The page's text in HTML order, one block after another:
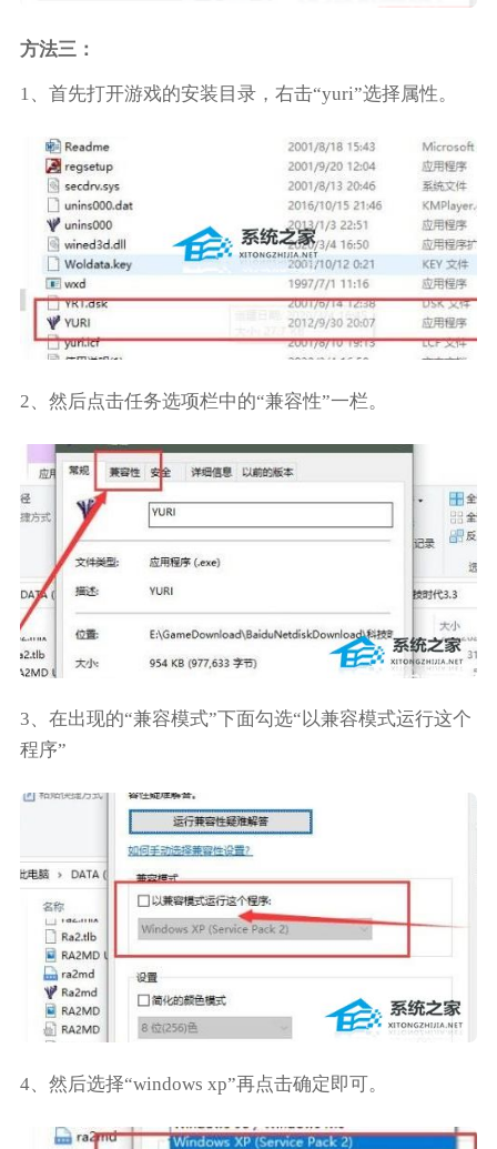
方法三：
1、首先打开游戏的安装目录，右击“yuri”选择属性。
2、然后点击任务选项栏中的“兼容性”一栏。
3、在出现的“兼容模式”下面勾选“以兼容模式运行这个
程序”
4、然后选择“windows xp”再点击确定即可。